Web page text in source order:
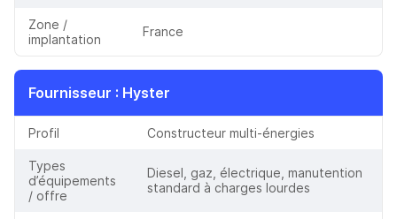
Zone /
implantation
France
Fournisseur : Hyster
Profil Constructeur multi-énergies
Types
d’équipements
/ offre
Diesel, gaz, électrique, manutention
standard à charges lourdes